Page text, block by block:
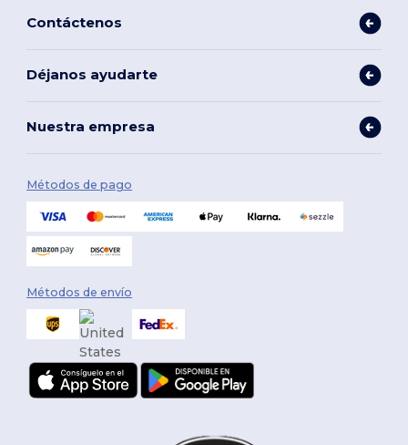
Contáctenos
Déjanos ayudarte
Nuestra empresa
Métodos de pago
Métodos de envío